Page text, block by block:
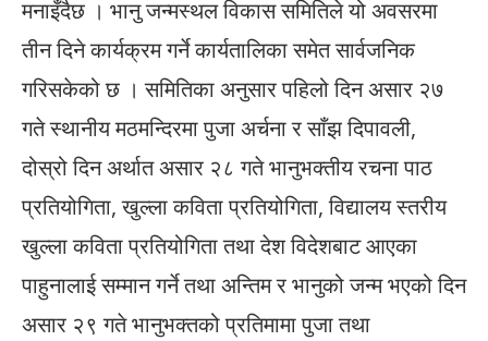
मनाइँदैछ । भानु जन्मस्थल विकास समितिले यो अवसरमा
तीन दिने कार्यक्रम गर्ने कार्यतालिका समेत सार्वजनिक
गरिसकेको छ । समितिका अनुसार पहिलो दिन असार २७
गते स्थानीय मठमन्दिरमा पुजा अर्चना र साँझ दिपावली,
दोस्रो दिन अर्थात असार २८ गते भानुभक्तीय रचना पाठ
प्रतियोगिता, खुल्ला कविता प्रतियोगिता, विद्यालय स्तरीय
खुल्ला कविता प्रतियोगिता तथा देश विदेशबाट आएका
पाहुनालाई सम्मान गर्ने तथा अन्तिम र भानुको जन्म भएको दिन
असार २९ गते भानुभक्तको प्रतिमामा पुजा तथा